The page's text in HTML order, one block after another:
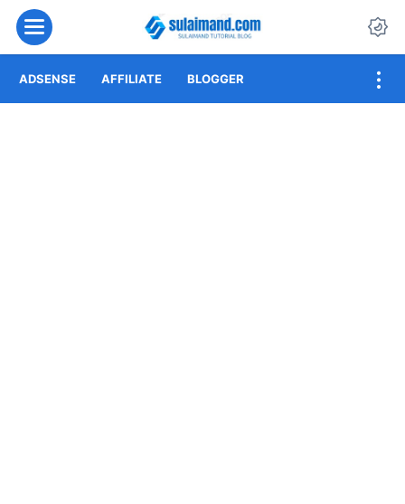
Menu
ADSENSE AFFILIATE BLOGGER